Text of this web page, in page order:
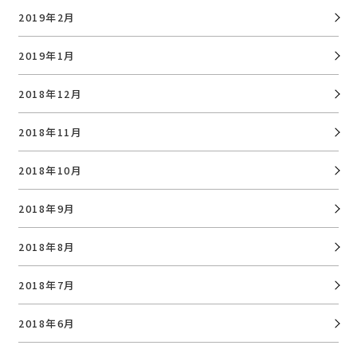
2019年2月
2019年1月
2018年12月
2018年11月
2018年10月
2018年9月
2018年8月
2018年7月
2018年6月